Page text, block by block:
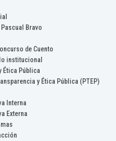
Bravo
de Cuento
institucional
Ética Pública
y Ética Pública (PTEP)
Interna
Externa